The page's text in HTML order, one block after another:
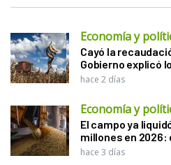
Economía y
Cayó la
Gobierno explicó
hace 2 días
Economía y
El campo ya
millones en 2026:
hace 3 días